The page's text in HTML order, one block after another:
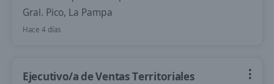
Gral. Pico, La Pampa
Hace 4 días
Ejecutivo/a de Ventas Territoriales